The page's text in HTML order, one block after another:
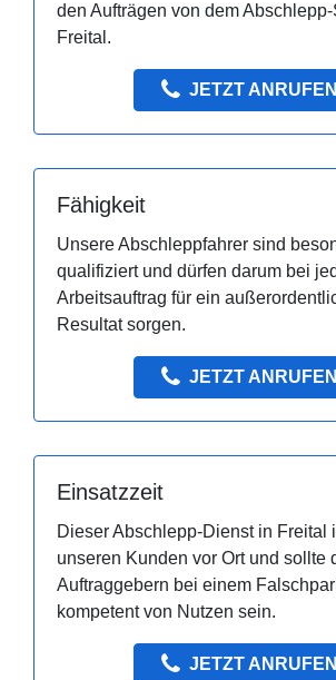
den Aufträgen von dem
Freital.
JETZT ANRUFEN
Fähigkeit
Unsere Abschleppfahrer sind
qualifiziert und dürfen darum bei
Arbeitsauftrag für ein
Resultat sorgen.
JETZT ANRUFEN
Einsatzzeit
Dieser Abschlepp-Dienst in Freital
unseren Kunden vor Ort und sollte
Auftraggebern bei einem
kompetent von Nutzen sein.
JETZT ANRUFEN